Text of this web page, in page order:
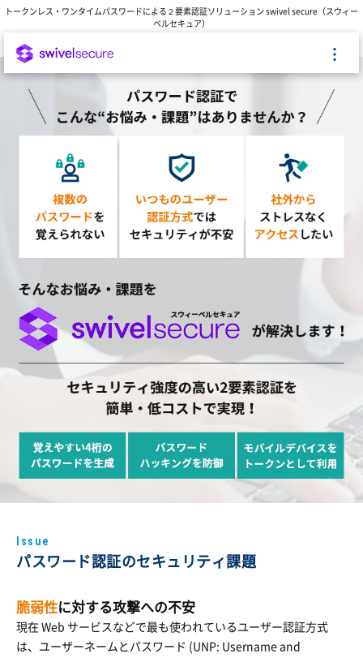
トークンレス・ワンタイムパスワードによる２要素認証ソリューション swivel secure（スウィー
ベルセキュア）
Issue
パスワード認証のセキュリティ課題
脆弱性に対する攻撃への不安
現在 Web サービスなどで最も使われているユーザー認証方式
は、ユーザーネームとパスワード (UNP: Username and